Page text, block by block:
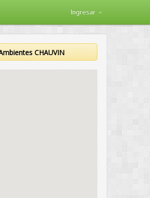
Ingresar
CHAUVIN